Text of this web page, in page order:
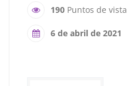
190 Puntos de vista
6 de abril de 2021